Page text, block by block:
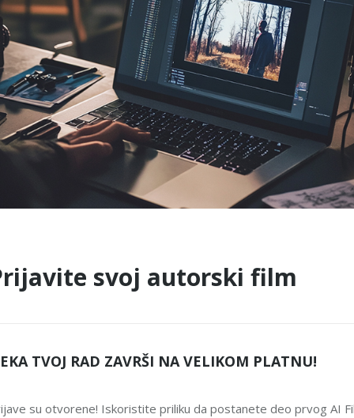
svoj autorski film
TVOJ RAD ZAVRŠI NA VELIKOM PLATNU!
su otvorene! Iskoristite priliku da postanete deo prvog AI